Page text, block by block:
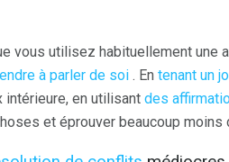
vous utilisez habituellement une
à parler de soi . En tenant un
en utilisant des
et éprouver beaucoup